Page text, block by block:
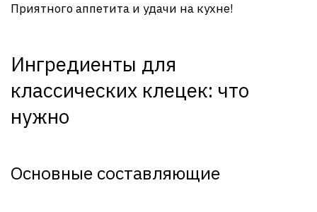
Приятного аппетита и удачи на кухне!
Ингредиенты для
классических клецек: что
нужно
Основные составляющие